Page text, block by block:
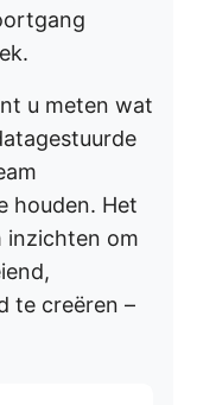
u meten wat
houden. Het
inzichten om
te creëren –